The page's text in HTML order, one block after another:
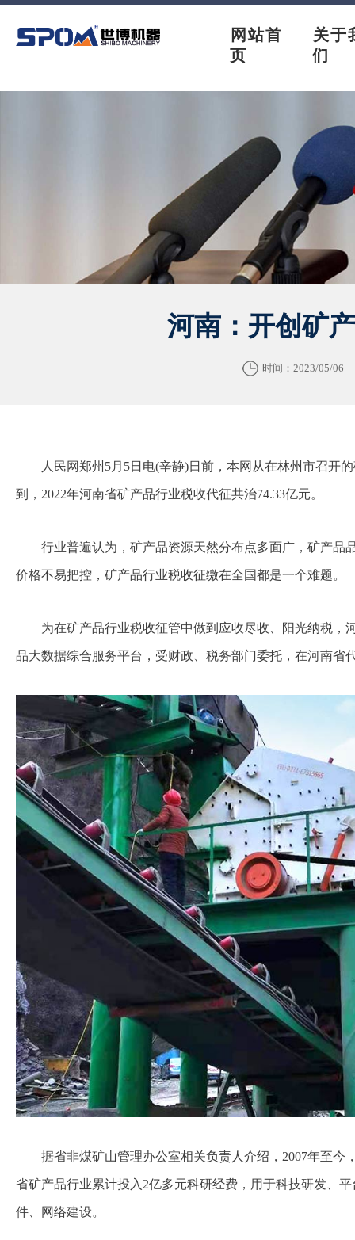
网站首
页
关于
们
河南：开创矿
时间：2023/05/06
人民网郑州5月5日电(辛静)日前，本网从在林州市召开
到，2022年河南省矿产品行业税收代征共治74.33亿元。
行业普遍认为，矿产品资源天然分布点多面广，矿产品
价格不易把控，矿产品行业税收征缴在全国都是一个难题。
为在矿产品行业税收征管中做到应收尽收、阳光纳税，
品大数据综合服务平台，受财政、税务部门委托，在河南省
据省非煤矿山管理办公室相关负责人介绍，2007年至今
省矿产品行业累计投入2亿多元科研经费，用于科技研发、
件、网络建设。